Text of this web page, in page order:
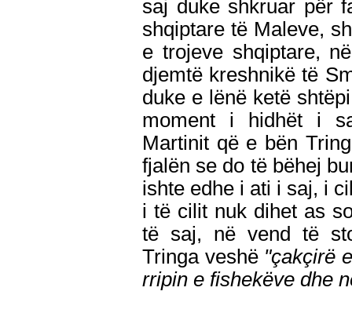
saj duke shkruar për
shqiptare të Maleve,
e trojeve shqiptare,
djemtë kreshnikë të
duke e lënë ketë
moment i hidhët i
Martinit që e bën
fjalën se do të bëhej
ishte edhe i ati i saj, i
i të cilit nuk dihet as
të saj, në vend të
Tringa veshë "çakçirë
rripin e fishekëve dhe